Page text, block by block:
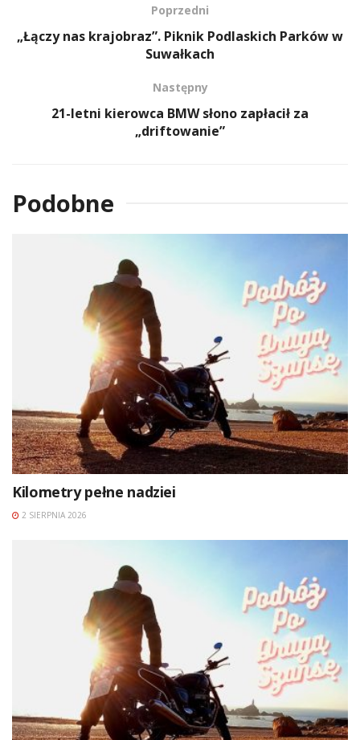
Poprzedni
„Łączy nas krajobraz”. Piknik Podlaskich Parków w
Suwałkach
Następny
21-letni kierowca BMW słono zapłacił za
„driftowanie”
Podobne
Kilometry pełne nadziei
2 SIERPNIA 2026